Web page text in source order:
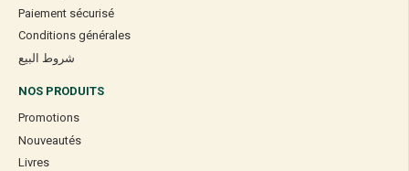
Paiement sécurisé
Conditions générales
شروط البيع
NOS PRODUITS
Promotions
Nouveautés
Livres